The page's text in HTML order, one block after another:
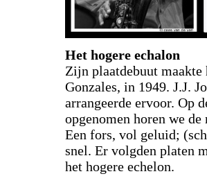
Het hogere echalon
Zijn plaatdebuut
Gonzales, in 1949. J.J.
arrangeerde ervoor. Op
opgenomen horen we
Een fors, vol geluid;
snel. Er volgden platen
het hogere echelon.